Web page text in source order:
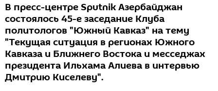
В пресс-центре Sputnik Азербайджан
состоялось 45-е заседание Клуба
политологов "Южный Кавказ" на тему
"Текущая ситуация в регионах Южного
Кавказа и Ближнего Востока и месседжах
президента Ильхама Алиева в интервью
Дмитрию Киселеву".